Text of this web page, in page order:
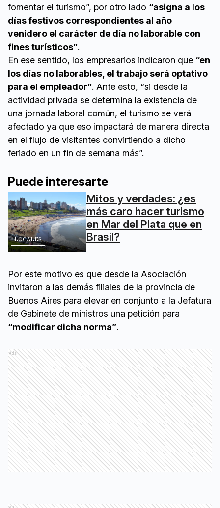
fomentar el turismo”, por otro lado “asigna a los
días festivos correspondientes al año
venidero el carácter de día no laborable con
fines turísticos”.
En ese sentido, los empresarios indicaron que “en
los días no laborables, el trabajo será optativo
para el empleador”. Ante esto, “si desde la
actividad privada se determina la existencia de
una jornada laboral común, el turismo se verá
afectado ya que eso impactará de manera directa
en el flujo de visitantes convirtiendo a dicho
feriado en un fin de semana más”.
Puede interesarte
LOCALES
Mitos y verdades: ¿es
más caro hacer turismo
en Mar del Plata que en
Brasil?
Por este motivo es que desde la Asociación
invitaron a las demás filiales de la provincia de
Buenos Aires para elevar en conjunto a la Jefatura
de Gabinete de ministros una petición para
“modificar dicha norma”.
Ads